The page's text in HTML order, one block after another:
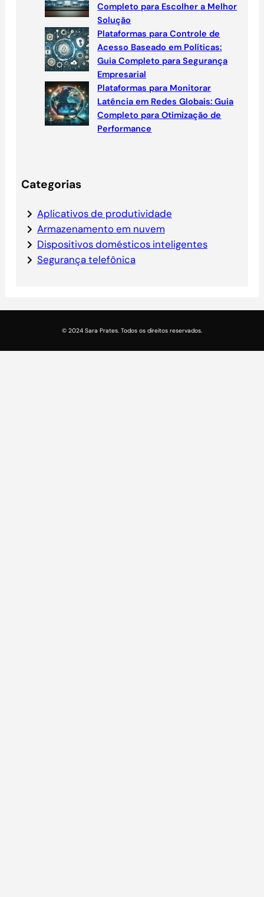
Completo para Escolher a Melhor
Solução
Plataformas para Controle de
Acesso Baseado em Políticas:
Guia Completo para Segurança
Empresarial
Plataformas para Monitorar
Latência em Redes Globais: Guia
Completo para Otimização de
Performance
Categorias
Aplicativos de produtividade
Armazenamento em nuvem
Dispositivos domésticos inteligentes
Segurança telefônica
© 2024 Sara Prates. Todos os direitos reservados.